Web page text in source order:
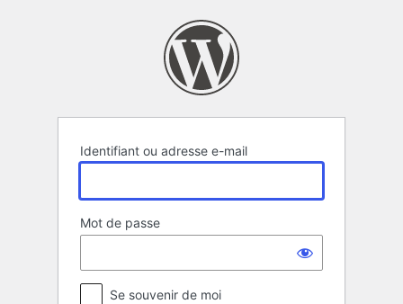
Identifiant ou adresse e-mail
Mot de passe
Se souvenir de moi